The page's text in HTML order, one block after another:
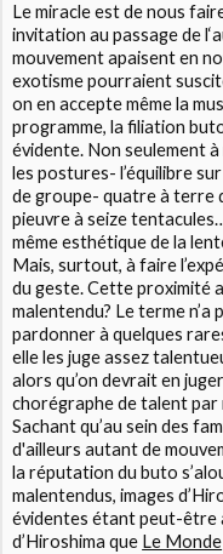
Le miracle est de nous
invitation au passage de
mouvement apaisent en
exotisme pourraient
on en accepte même la
programme, la filiation
évidente. Non seulement
les postures- l’équilibre
de groupe- quatre à terre
pieuvre à seize
même esthétique de la
Mais, surtout, à faire
du geste. Cette proximité
malentendu? Le terme
pardonner à quelques
elle les juge assez
alors qu’on devrait en
chorégraphe de talent par
Sachant qu’au sein des
d'ailleurs autant de
la réputation du buto
malentendus, images
évidentes étant peut-être
d’Hiroshima que Le Monde